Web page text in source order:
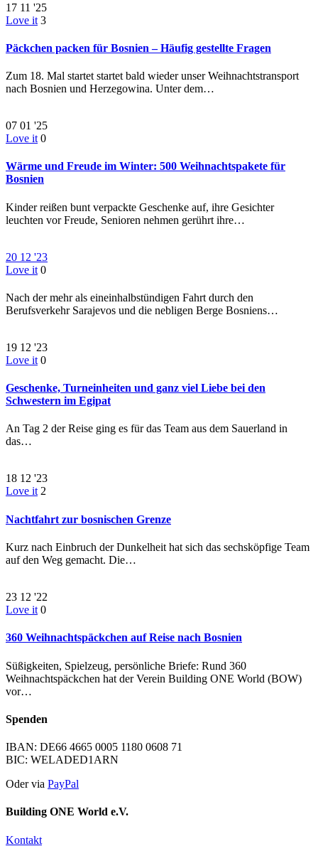
17 11 '25
Love it 3
Päckchen packen für Bosnien – Häufig gestellte Fragen
Zum 18. Mal startet startet bald wieder unser Weihnachtstransport
nach Bosnien und Herzegowina. Unter dem…
07 01 '25
Love it 0
Wärme und Freude im Winter: 500 Weihnachtspakete für
Bosnien
Kinder reißen bunt verpackte Geschenke auf, ihre Gesichter
leuchten vor Freude, Senioren nehmen gerührt ihre…
20 12 '23
Love it 0
Nach der mehr als eineinhalbstündigen Fahrt durch den
Berufsverkehr Sarajevos und die nebligen Berge Bosniens…
19 12 '23
Love it 0
Geschenke, Turneinheiten und ganz viel Liebe bei den
Schwestern im Egipat
An Tag 2 der Reise ging es für das Team aus dem Sauerland in
das…
18 12 '23
Love it 2
Nachtfahrt zur bosnischen Grenze
Kurz nach Einbruch der Dunkelheit hat sich das sechsköpfige Team
auf den Weg gemacht. Die…
23 12 '22
Love it 0
360 Weihnachtspäckchen auf Reise nach Bosnien
Süßigkeiten, Spielzeug, persönliche Briefe: Rund 360
Weihnachtspäckchen hat der Verein Building ONE World (BOW)
vor…
Spenden
IBAN: DE66 4665 0005 1180 0608 71
BIC: WELADED1ARN
Oder via PayPal
Building ONE World e.V.
Kontakt